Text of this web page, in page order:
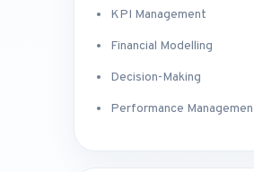
KPI Management
Financial Modelling
Decision-Making
Performance